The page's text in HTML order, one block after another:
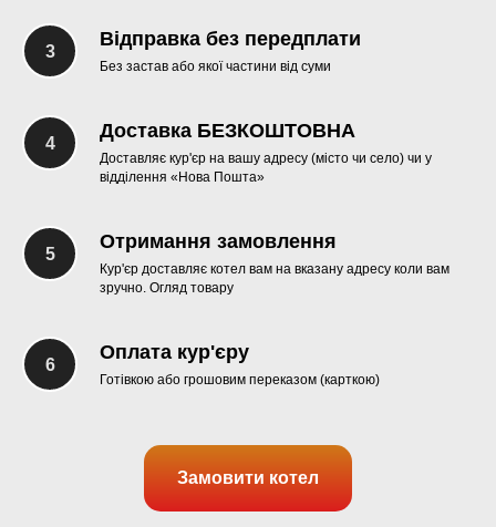
Відправка без передплати
Без застав або якої частини від суми
Доставка БЕЗКОШТОВНА
Доставляє кур'єр на вашу адресу (місто чи село) чи у
відділення «Нова Пошта»
Отримання замовлення
Кур'єр доставляє котел вам на вказану адресу коли вам
зручно. Огляд товару
Оплата кур'єру
Готівкою або грошовим переказом (карткою)
Замовити котел